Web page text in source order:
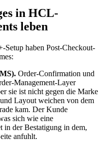
in HCL-
leben
Setup haben Post-Checkout-
Order-Confirmation und
Management-Layer
sie ist nicht gegen die Marke
Layout weichen von dem
kam. Der Kunde
sich wie eine
in der Bestatigung in dem,
anfuhlt.